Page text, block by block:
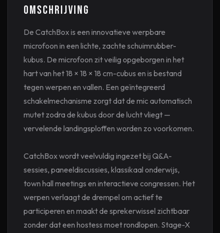
Omschrijving
De CatchBox is een innovatieve werpbare
microfoon in een lichte, zachte schuimrubber-
kubus. De microfoon zit veilig opgeborgen in het
hart van het 18 × 18 × 18 cm-cubus en is bestand
tegen werpen en vallen. Een geïntegreerd
schakelmechanisme zorgt dat de mic automatisch
mutet zodra de kubus door de lucht vliegt —
vervelende landings­ploffen worden zo voorkomen.
CatchBox wordt veelvuldig ingezet bij Q&A-
sessies, paneeldiscussies, klassikaal onderwijs,
town hall meetings en interactieve congressen. Het
werpen verlaagt de drempel om actief te
participeren en maakt de spreker­wissel zichtbaar
zonder dat een hostess moet rondlopen. Stage-X